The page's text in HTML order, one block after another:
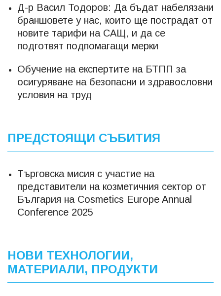
Д-р Васил Тодоров: Да бъдат набелязани
браншовете у нас, които ще пострадат от
новите тарифи на САЩ, и да се
подготвят подпомагащи мерки
Обучение на експертите на БТПП за
осигуряване на безопасни и здравословни
условия на труд
ПРЕДСТОЯЩИ СЪБИТИЯ
Търговска мисия с участие на
представители на козметичния сектор от
България на Cosmetics Europe Annual
Conference 2025
НОВИ ТЕХНОЛОГИИ,
МАТЕРИАЛИ, ПРОДУКТИ